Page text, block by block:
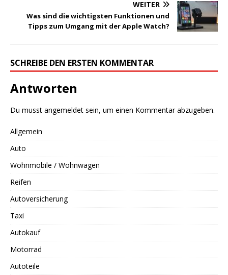
WEITER
Was sind die wichtigsten Funktionen und
Tipps zum Umgang mit der Apple Watch?
SCHREIBE DEN ERSTEN KOMMENTAR
Antworten
Du musst angemeldet sein, um einen Kommentar abzugeben.
Allgemein
Auto
Wohnmobile / Wohnwagen
Reifen
Autoversicherung
Taxi
Autokauf
Motorrad
Autoteile